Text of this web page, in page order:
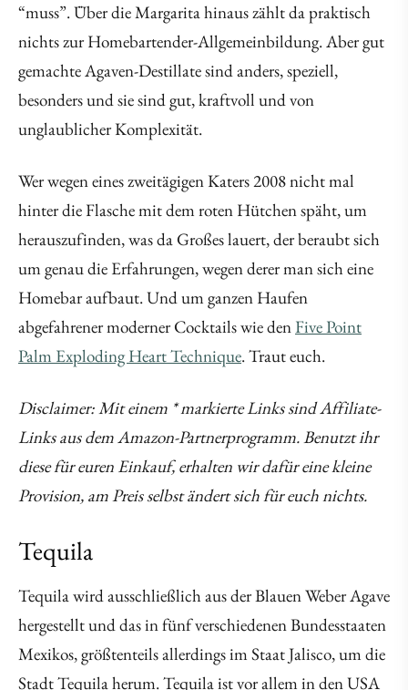
“muss”. Über die Margarita hinaus zählt da praktisch
nichts zur Homebartender-Allgemeinbildung. Aber gut
gemachte Agaven-Destillate sind anders, speziell,
besonders und sie sind gut, kraftvoll und von
unglaublicher Komplexität.
Wer wegen eines zweitägigen Katers 2008 nicht mal
hinter die Flasche mit dem roten Hütchen späht, um
herauszufinden, was da Großes lauert, der beraubt sich
um genau die Erfahrungen, wegen derer man sich eine
Homebar aufbaut. Und um ganzen Haufen
abgefahrener moderner Cocktails wie denFive Point
Palm Exploding Heart Technique. Traut euch.
Disclaimer: Mit einem * markierte Links sind Affiliate-
Links aus dem Amazon-Partnerprogramm. Benutzt ihr
diese für euren Einkauf, erhalten wir dafür eine kleine
Provision, am Preis selbst ändert sich für euch nichts.
Tequila
Tequila wird ausschließlich aus der Blauen Weber Agave
hergestellt und das in fünf verschiedenen Bundesstaaten
Mexikos, größtenteils allerdings im Staat Jalisco, um die
Stadt Tequila herum. Tequila ist vor allem in den USA